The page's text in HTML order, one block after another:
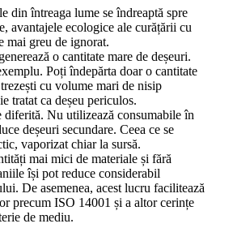
din întreaga lume se îndreaptă spre
avantajele ecologice ale curățării cu
mai greu de ignorat.
o cantitate mare de deșeuri.
Poți îndepărta doar o cantitate
cu volume mari de nisip
tratat ca deșeu periculos.
diferită. Nu utilizează consumabile în
deșeuri secundare. Ceea ce se
vaporizat chiar la sursă.
mai mici de materiale și fără
își pot reduce considerabil
De asemenea, acest lucru facilitează
precum ISO 14001 și a altor cerințe
de mediu.